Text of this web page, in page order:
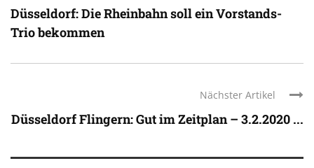
Düsseldorf: Die Rheinbahn soll ein Vorstands-
Trio bekommen
Nächster Artikel
Düsseldorf Flingern: Gut im Zeitplan – 3.2.2020 ...